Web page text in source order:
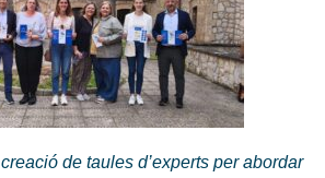
de taules d’experts per abordar